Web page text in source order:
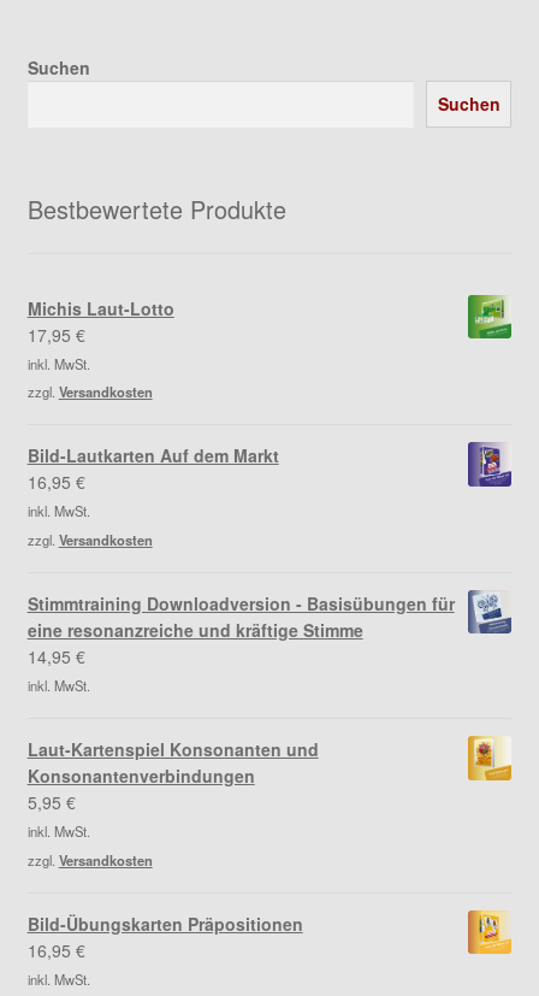
Suchen
Suchen
Bestbewertete Produkte
Michis Laut-Lotto
17,95 €
inkl. MwSt.
zzgl. Versandkosten
Bild-Lautkarten Auf dem Markt
16,95 €
inkl. MwSt.
zzgl. Versandkosten
Stimmtraining Downloadversion - Basisübungen für
eine resonanzreiche und kräftige Stimme
14,95 €
inkl. MwSt.
Laut-Kartenspiel Konsonanten und
Konsonantenverbindungen
5,95 €
inkl. MwSt.
zzgl. Versandkosten
Bild-Übungskarten Präpositionen
16,95 €
inkl. MwSt.